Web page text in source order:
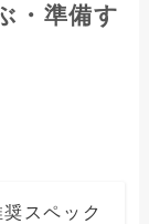
・準備す
スペック